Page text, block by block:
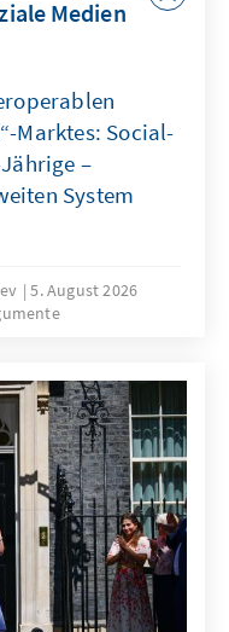
Medien
Marktes: Social-
–
System
5. August 2026